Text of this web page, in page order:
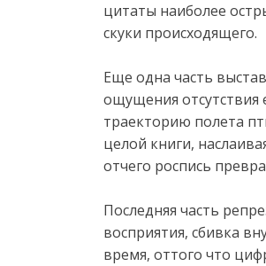
цитаты наиболее
скуки происходящего.
Еще одна часть
ощущения отсутствия
траекторию полета
целой книги,
отчего роспись
Последняя часть
восприятия, сбивка
время, оттого что